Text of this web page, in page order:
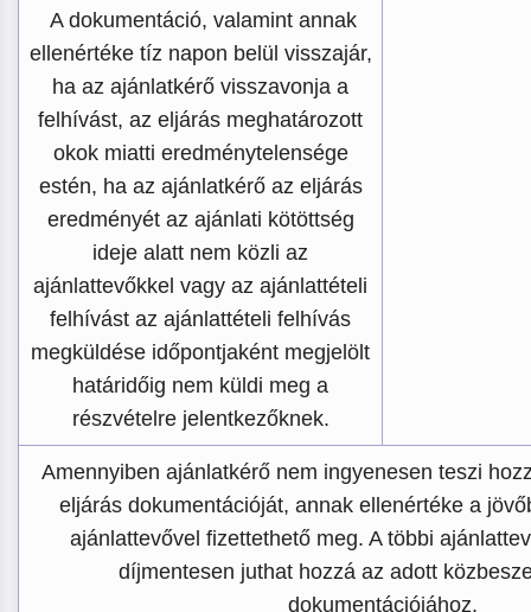
A dokumentáció, valamint annak
ellenértéke tíz napon belül visszajár,
ha az ajánlatkérő visszavonja a
felhívást, az eljárás meghatározott
okok miatti eredménytelensége
estén, ha az ajánlatkérő az eljárás
eredményét az ajánlati kötöttség
ideje alatt nem közli az
ajánlattevőkkel vagy az ajánlattételi
felhívást az ajánlattételi felhívás
megküldése időpontjaként megjelölt
határidőig nem küldi meg a
részvételre jelentkezőknek.
Amennyiben ajánlatkérő nem ingyenesen teszi
eljárás dokumentációját, annak ellenértéke a
ajánlattevővel fizettethető meg. A többi
díjmentesen juthat hozzá az adott
dokumentációjához.